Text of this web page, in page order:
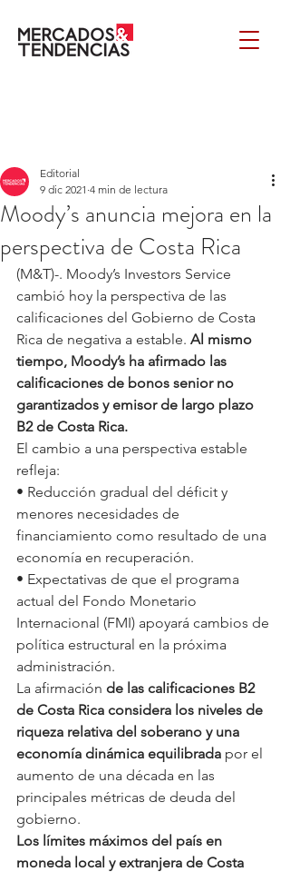
Moody’s anuncia mejora en la
perspectiva de Costa Rica
Editorial
9 dic 2021 4 min de lectura
(M&T)-. Moody’s Investors Service
cambió hoy la perspectiva de las
calificaciones del Gobierno de Costa
Rica de negativa a estable. Al mismo
tiempo, Moody’s ha afirmado las
calificaciones de bonos senior no
garantizados y emisor de largo plazo
B2 de Costa Rica.
El cambio a una perspectiva estable
refleja:
• Reducción gradual del déficit y
menores necesidades de
financiamiento como resultado de una
economía en recuperación.
• Expectativas de que el programa
actual del Fondo Monetario
Internacional (FMI) apoyará cambios de
política estructural en la próxima
administración.
La afirmación de las calificaciones B2
de Costa Rica considera los niveles de
riqueza relativa del soberano y una
economía dinámica equilibrada por el
aumento de una década en las
principales métricas de deuda del
gobierno.
Los límites máximos del país en
moneda local y extranjera de Costa